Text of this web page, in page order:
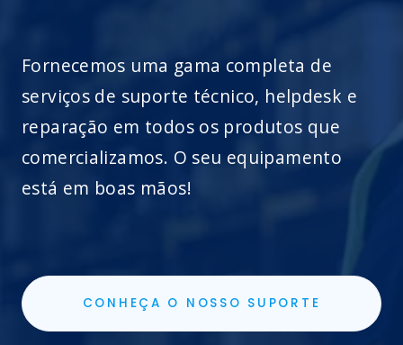
Fornecemos uma gama completa de
serviços de suporte técnico, helpdesk e
reparação em todos os produtos que
comercializamos. O seu equipamento
está em boas mãos!
CONHEÇA O NOSSO SUPORTE